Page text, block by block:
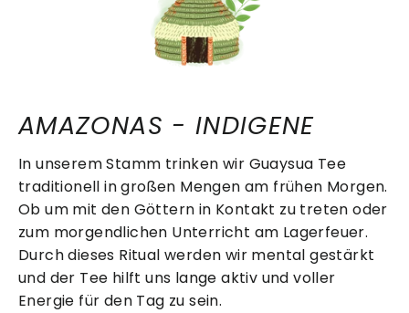
AMAZONAS - INDIGENE
In unserem Stamm trinken wir Guaysua Tee
traditionell in großen Mengen am frühen Morgen.
Ob um mit den Göttern in Kontakt zu treten oder
zum morgendlichen Unterricht am Lagerfeuer.
Durch dieses Ritual werden wir mental gestärkt
und der Tee hilft uns lange aktiv und voller
Energie für den Tag zu sein.